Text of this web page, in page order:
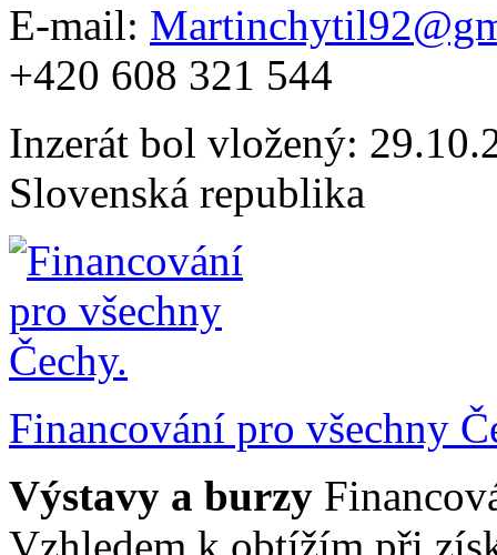
E-mail:
+420 608 321 544
Inzerát bol vložený:
Slovenská republika
Financování pro všechny
Výstavy a burzy